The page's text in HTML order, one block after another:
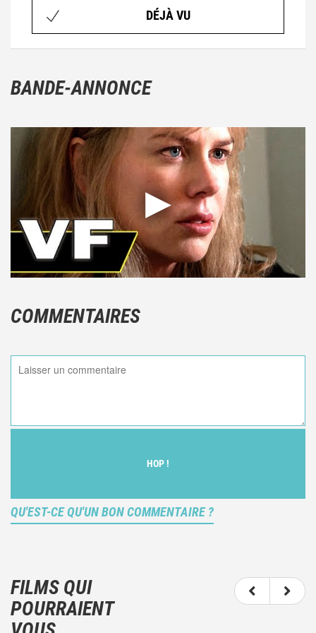
DÉJÀ VU
BANDE-ANNONCE
COMMENTAIRES
HOP !
QU'EST-CE QU'UN BON COMMENTAIRE ?
votre ressenti (et donc subjectif) du film.
N'hésitez pas à décrire clairement vos émotions
plutôt qu'à décrire le film.
FILMS QUI
POURRAIENT